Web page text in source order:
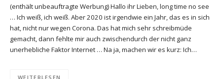
(enthält unbeauftragte Werbung) Hallo ihr Lieben, long time no see
… Ich weiß, ich weiß. Aber 2020 ist irgendwie ein Jahr, das es in sich
hat, nicht nur wegen Corona. Das hat mich sehr schreibmüde
gemacht, dann fehlte mir auch zwischendurch der nicht ganz
unerhebliche Faktor Internet … Na ja, machen wir es kurz: Ich…
WEITERLESEN